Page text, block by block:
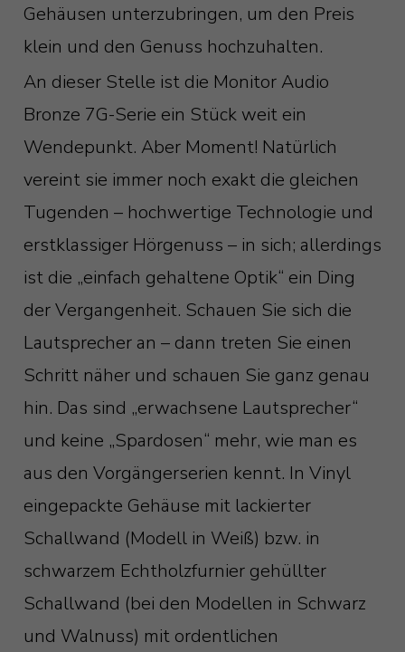
Gehäusen unterzubringen, um den Preis
klein und den Genuss hochzuhalten.
An dieser Stelle ist die Monitor Audio
Bronze 7G-Serie ein Stück weit ein
Wendepunkt. Aber Moment! Natürlich
vereint sie immer noch exakt die gleichen
Tugenden – hochwertige Technologie und
erstklassiger Hörgenuss – in sich; allerdings
ist die „einfach gehaltene Optik“ ein Ding
der Vergangenheit. Schauen Sie sich die
Lautsprecher an – dann treten Sie einen
Schritt näher und schauen Sie ganz genau
hin. Das sind „erwachsene Lautsprecher“
und keine „Spardosen“ mehr, wie man es
aus den Vorgängerserien kennt. In Vinyl
eingepackte Gehäuse mit lackierter
Schallwand (Modell in Weiß) bzw. in
schwarzem Echtholzfurnier gehüllter
Schallwand (bei den Modellen in Schwarz
und Walnuss) mit ordentlichen